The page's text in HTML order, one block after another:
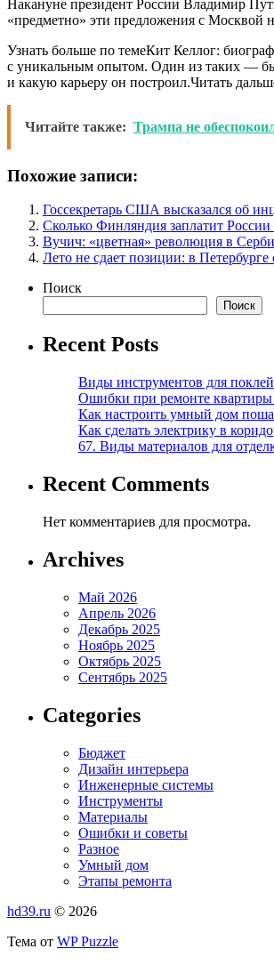
Накануне президент России Владимир
«предметно» эти предложения с Москвой
Узнать больше по темеКит Келлог:
с уникальным опытом. Один из таких —
и какую карьеру он построил.Читать
Читайте также: Трампа не
Похожие записи:
Госсекретарь США высказался об
Сколько Финляндия заплатит
Вучич: «цветная» революция в
Лето не сдает позиции: в Петербурге
Поиск
Поиск
Recent Posts
Виды инструментов для
Ошибки при ремонте квартиры
Как настроить умный дом
Как сделать электрику в
67. Виды материалов для
Recent Comments
Нет комментариев для просмотра.
Archives
Май 2026
Апрель 2026
Декабрь 2025
Ноябрь 2025
Октябрь 2025
Сентябрь 2025
Categories
Бюджет
Дизайн интерьера
Инженерные системы
Инструменты
Материалы
Ошибки и советы
Разное
Умный дом
Этапы ремонта
hd39.ru © 2026
Тема от WP Puzzle